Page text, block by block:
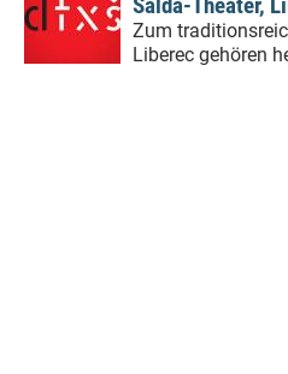
Zum
Liberec gehören